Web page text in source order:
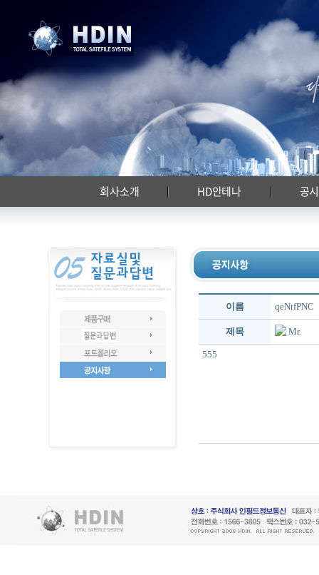
회사소개 HD안테나 공
이름 qeNtfPNC
제목 Mr.
555